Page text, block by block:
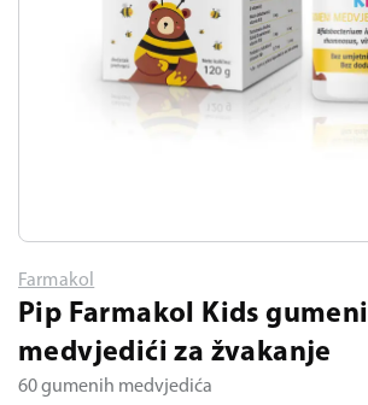
Farmakol
Pip Farmakol Kids gumeni
medvjedići za žvakanje
60 gumenih medvjedića